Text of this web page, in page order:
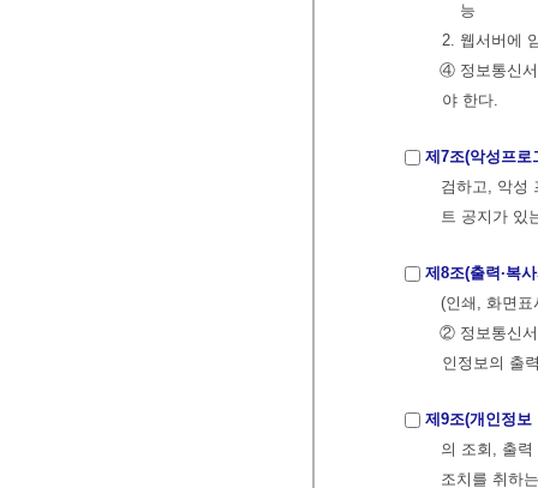
능
2. 웹서버에
④ 정보통신서
야 한다.
제7조(악성프로
검하고, 악성
트 공지가 있
제8조(출력·복
(인쇄, 화면
② 정보통신서
인정보의 출
제9조(개인정보
의 조회, 출
조치를 취하